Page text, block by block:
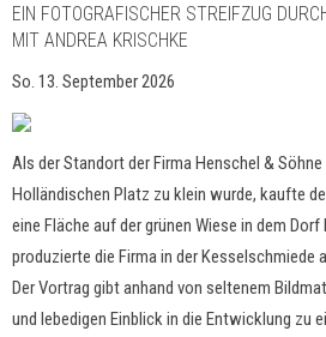
EIN FOTOGRAFISCHER STREIFZUG
MIT ANDREA KRISCHKE
So. 13. September 2026
Als der Standort der Firma Henschel &
Holländischen Platz zu klein wurde, kaufte
eine Fläche auf der grünen Wiese in dem
produzierte die Firma in der Kesselschmiede
Der Vortrag gibt anhand von seltenem
und lebedigen Einblick in die Entwicklung zu